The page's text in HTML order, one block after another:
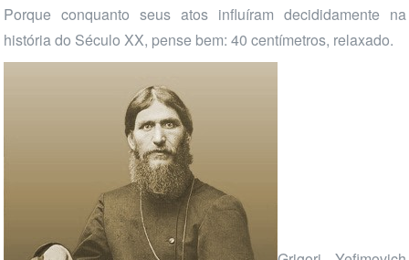
Porque conquanto seus atos influíram decididamente na
história do Século XX, pense bem: 40 centímetros, relaxado.